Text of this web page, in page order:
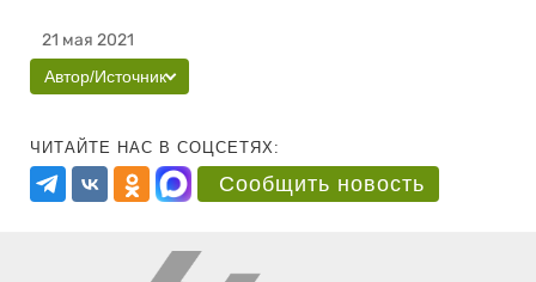
21 мая 2021
Автор/Источник
ЧИТАЙТЕ НАС В СОЦСЕТЯХ:
Сообщить новость